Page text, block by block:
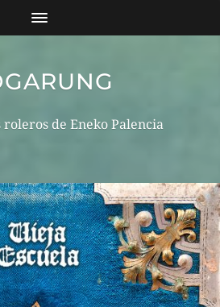
roleros de Eneko Palencia